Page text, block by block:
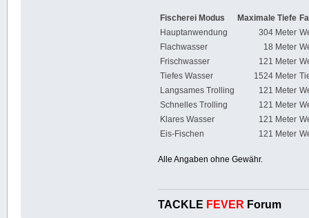
Fischerei Modus Maximale Tiefe
Hauptanwendung
304 Meter
Flachwasser
18 Meter
Frischwasser
121 Meter
Tiefes Wasser
1524 Meter
Langsames Trolling
121 Meter
Schnelles Trolling
121 Meter
Klares Wasser
121 Meter
Eis-Fischen
121 Meter
Alle Angaben ohne Gewähr.
TACKLE FEVER Forum